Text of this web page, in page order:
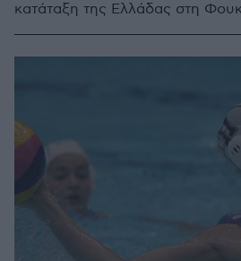
κατάταξη της Ελλάδας στη